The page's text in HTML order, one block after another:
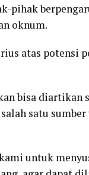
pihak
oknum.
atas potensi
bisa diartikan
satu
untuk